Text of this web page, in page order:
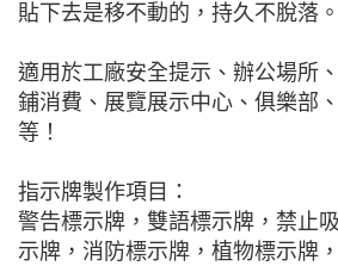
貼下去是移不動的，持久不脫落。
適用於工廠安全提示、辦公場所
鋪消費、展覽展示中心、俱樂部
等！
指示牌製作項目：
警告標示牌，雙語標示牌，禁止
示牌，消防標示牌，植物標示牌